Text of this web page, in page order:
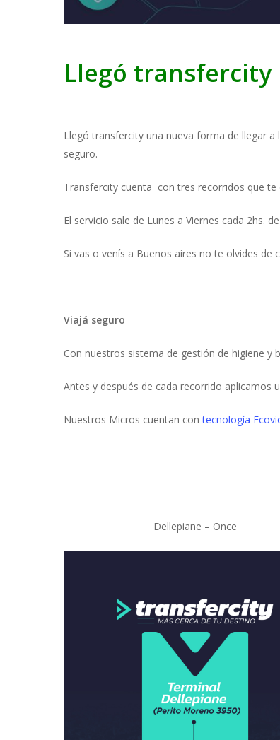
Llegó transfercity
Llegó transfercity una nueva forma de llegar
seguro.
Transfercity cuenta con tres recorridos que te
El servicio sale de Lunes a Viernes cada 2hs.
Si vas o venís a Buenos aires no te olvides
Viajá seguro
Con nuestros sistema de gestión de higiene y
Antes y después de cada recorrido aplicamos
Nuestros Micros cuentan contecnología
Dellepiane – Once